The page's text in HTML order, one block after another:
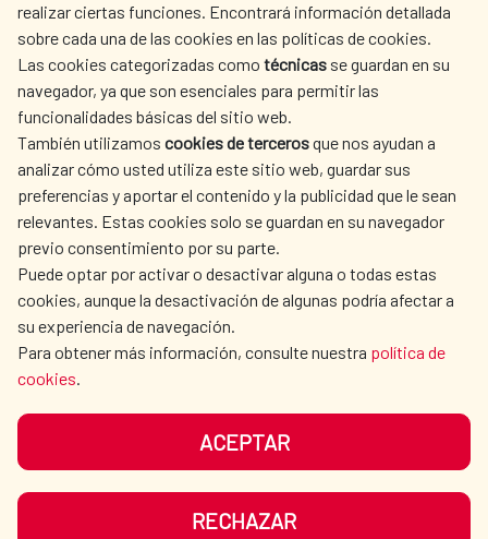
realizar ciertas funciones. Encontrará información detallada
sobre cada una de las cookies en las políticas de cookies.
Las cookies categorizadas como técnicas se guardan en su
navegador, ya que son esenciales para permitir las
funcionalidades básicas del sitio web.
También utilizamos cookies de tercerosque nos ayudan a
analizar cómo usted utiliza este sitio web, guardar sus
preferencias y aportar el contenido y la publicidad que le sean
relevantes. Estas cookies solo se guardan en su navegador
previo consentimiento por su parte.
Puede optar por activar o desactivar alguna o todas estas
cookies, aunque la desactivación de algunas podría afectar a
su experiencia de navegación.
Para obtener más información, consulte nuestra política de
cookies.
ACEPTAR
RECHAZAR
AECID
OÙ NOUS COOPÉRONS
L'ACTION HUMANITAIRE
ESPAGNOLE
SALLE DE PRESSE
CULTURE ET SCIENCE BIBLIOTHÈQUE
NOS RÉSEAUX SOCIAUX
PROTECTION DES DONNÉES
PLAN DU SITE